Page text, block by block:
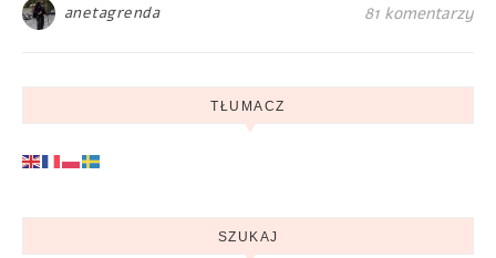
anetagrenda 81 komentarzy
TŁUMACZ
SZUKAJ